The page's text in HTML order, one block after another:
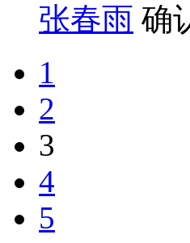
张春雨 确
1
2
3
4
5